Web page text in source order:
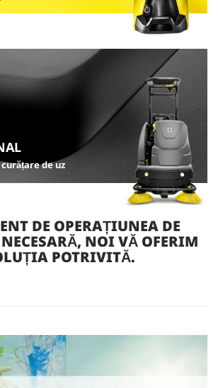
de uz
DE OPERAȚIUNEA DE
NOI VĂ OFERIM
POTRIVITĂ.